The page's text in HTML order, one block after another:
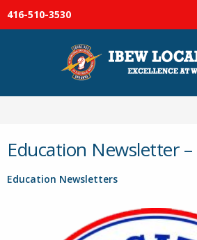
416-510-3530
Education Newsletter –
Post Category:
Education Newsletters